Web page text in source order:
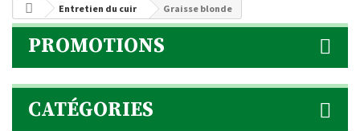
Entretien du cuir Graisse blonde
PROMOTIONS
CATÉGORIES